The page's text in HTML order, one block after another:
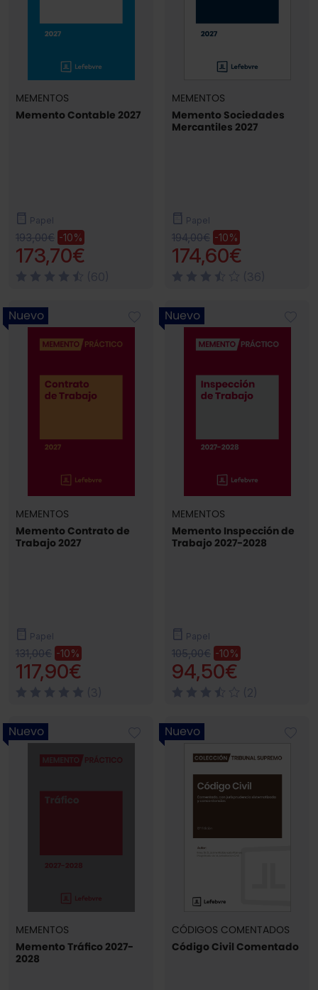
MEMENTOS
Memento Contable 2027
Papel
193,00€ -10%
173,70€
MEMENTOS
Memento Sociedades
Mercantiles 2027
Papel
194,00€ -10%
174,60€
Nuevo
MEMENTOS
Memento Contrato de
Trabajo 2027
Papel
131,00€ -10%
117,90€
Nuevo
MEMENTOS
Memento Inspección de
Trabajo 2027-2028
Papel
105,00€ -10%
94,50€
Nuevo
MEMENTOS
Memento Tráfico 2027-
2028
Nuevo
CÓDIGOS COMENTADOS
Código Civil Comentado